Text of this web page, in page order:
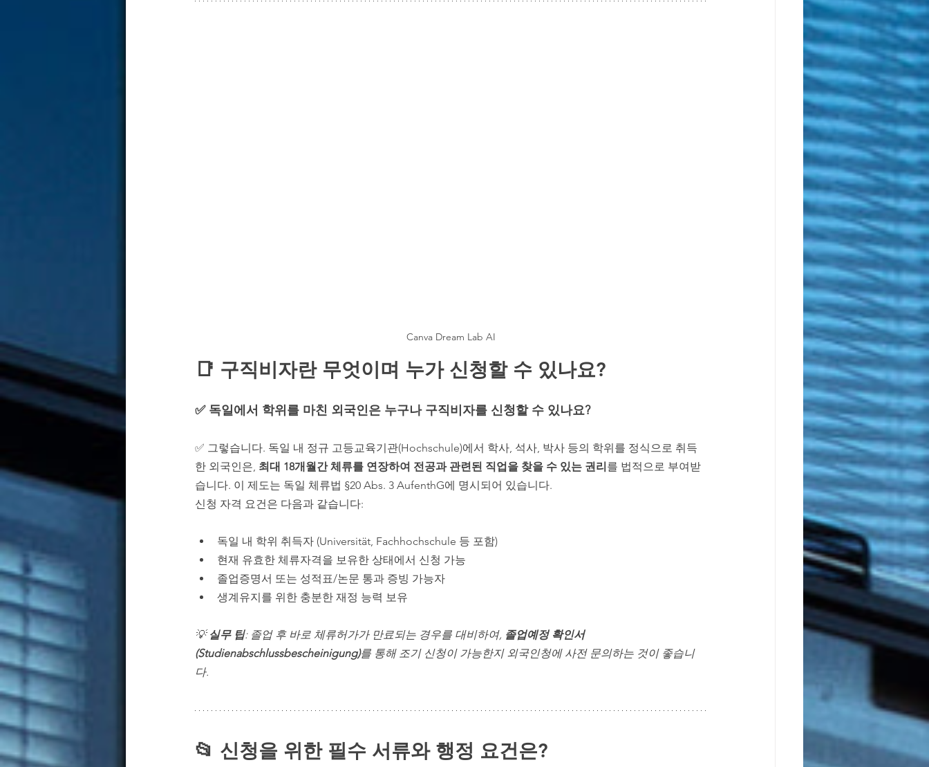
Canva Dream Lab AI
📑 구직비자란 무엇이며 누가 신청할 수 있나요?
✅ 독일에서 학위를 마친 외국인은 누구나 구직비자를 신청할 수 있나요?
✅ 그렇습니다. 독일 내 정규 고등교육기관(Hochschule)에서 학사, 석사, 박사 등의 학위를 정식으로 취득
한 외국인은, 최대 18개월간 체류를 연장하여 전공과 관련된 직업을 찾을 수 있는 권리 를 법적으로 부여받
습니다. 이 제도는 독일 체류법 §20 Abs. 3 AufenthG에 명시되어 있습니다.
신청 자격 요건은 다음과 같습니다:
독일 내 학위 취득자 (Universität, Fachhochschule 등 포함)
현재 유효한 체류자격을 보유한 상태에서 신청 가능
졸업증명서 또는 성적표/논문 통과 증빙 가능자
생계유지를 위한 충분한 재정 능력 보유
💡 실무 팁: 졸업 후 바로 체류허가가 만료되는 경우를 대비하여, 졸업예정 확인서
(Studienabschlussbescheinigung)를 통해 조기 신청이 가능한지 외국인청에 사전 문의하는 것이 좋습니
다.
📂 신청을 위한 필수 서류와 행정 요건은?